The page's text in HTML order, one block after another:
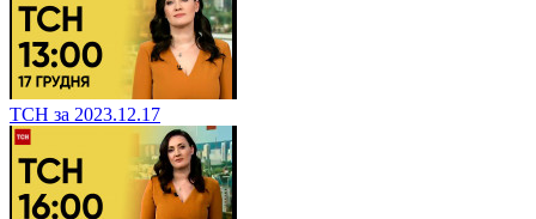
ТСН за 2023.12.17